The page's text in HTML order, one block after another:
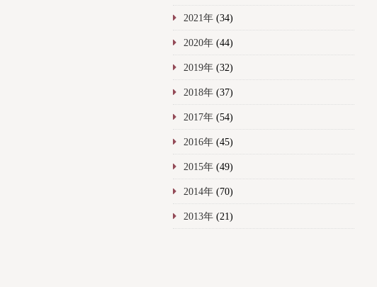
2021年(34)
2020年(44)
2019年(32)
2018年(37)
2017年(54)
2016年(45)
2015年(49)
2014年(70)
2013年(21)